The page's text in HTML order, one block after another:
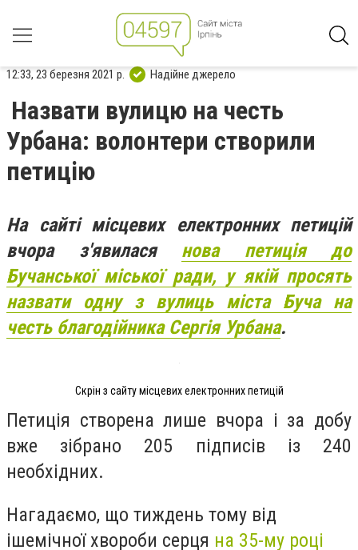
12:33, 23 березня 2021 р. Надійне джерело
Назвати вулицю на честь
Урбана: волонтери створили
петицію
На сайті місцевих електронних петицій
вчора з'явилася нова петиція до
Бучанської міської ради, у якій просять
назвати одну з вулиць міста Буча на
честь благодійника Сергія Урбана.
Скрін з сайту місцевих електронних петицій
Петиція створена лише вчора і за добу
вже зібрано 205 підписів із 240
необхідних.
Нагадаємо, що тиждень тому від
ішемічної хвороби серця на 35-му році